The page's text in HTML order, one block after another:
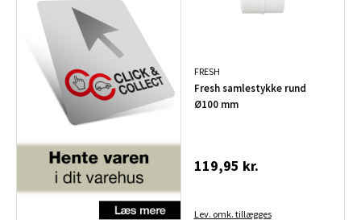
FRESH
Fresh samlestykke rund
Ø100 mm
119,95 kr.
Lev. omk. tillægges